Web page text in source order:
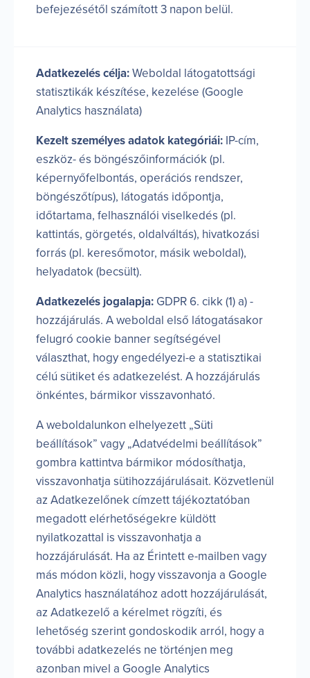
befejezésétől számított 3 napon belül.
Adatkezelés célja:Weboldal látogatottsági
statisztikák készítése, kezelése (Google
Analytics használata)
Kezelt személyes adatok kategóriái: IP-cím,
eszköz- és böngészőinformációk (pl.
képernyőfelbontás, operációs rendszer,
böngészőtípus), látogatás időpontja,
időtartama, felhasználói viselkedés (pl.
kattintás, görgetés, oldalváltás), hivatkozási
forrás (pl. keresőmotor, másik weboldal),
helyadatok (becsült).
Adatkezelés jogalapja: GDPR 6. cikk (1) a) -
hozzájárulás. A weboldal első látogatásakor
felugró cookie banner segítségével
választhat, hogy engedélyezi-e a statisztikai
célú sütiket és adatkezelést. A hozzájárulás
önkéntes, bármikor visszavonható.
A weboldalunkon elhelyezett „Süti
beállítások” vagy „Adatvédelmi beállítások”
gombra kattintva bármikor módosíthatja,
visszavonhatja sütihozzájárulásait. Közvetlenül
az Adatkezelőnek címzett tájékoztatóban
megadott elérhetőségekre küldött
nyilatkozattal is visszavonhatja a
hozzájárulását. Ha az Érintett e-mailben vagy
más módon közli, hogy visszavonja a Google
Analytics használatához adott hozzájárulását,
az Adatkezelő a kérelmet rögzíti, és
lehetőség szerint gondoskodik arról, hogy a
további adatkezelés ne történjen meg
azonban mivel a Google Analytics